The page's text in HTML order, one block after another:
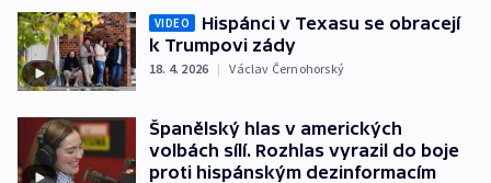
VIDEO
Hispánci v Texasu se obracejí
k Trumpovi zády
18. 4. 2026 | Václav Černohorský
Španělský hlas v amerických
volbách sílí. Rozhlas vyrazil do boje
proti hispánským dezinformacím